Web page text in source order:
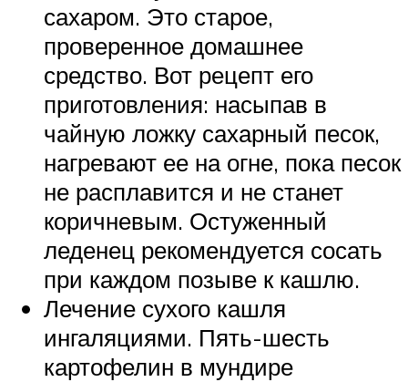
сахаром. Это старое,
проверенное домашнее
средство. Вот рецепт его
приготовления: насыпав в
чайную ложку сахарный песок,
нагревают ее на огне, пока песок
не расплавится и не станет
коричневым. Остуженный
леденец рекомендуется сосать
при каждом позыве к кашлю.
Лечение сухого кашля
ингаляциями. Пять-шесть
картофелин в мундире